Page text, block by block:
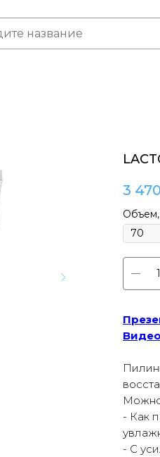
3 470
- Как
- С